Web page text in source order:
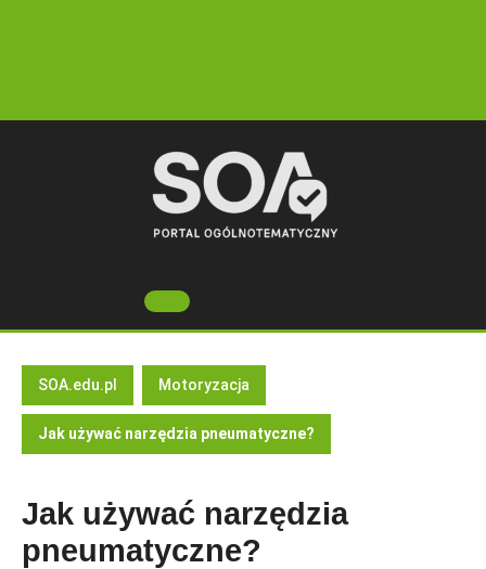
Open
Button
SOA.edu.pl Motoryzacja
Jak używać narzędzia pneumatyczne?
Jak używać narzędzia
pneumatyczne?